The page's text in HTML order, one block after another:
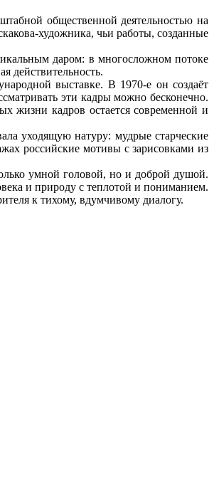
общественной деятельностью на
художника, чьи работы, созданные
даром: в многосложном потоке
действительность.
выставке. В 1970-е он создаёт
эти кадры можно бесконечно.
жизни кадров остается современной и
уходящую натуру: мудрые старческие
российские мотивы с зарисовками из
умной головой, но и доброй душой.
и природу с теплотой и пониманием.
к тихому, вдумчивому диалогу.